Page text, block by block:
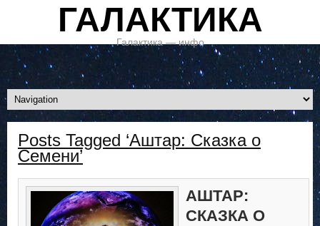
ГАЛАКТИКА
Галактика — инфо
Posts Tagged ‘Аштар: Сказка о
Семени’
АШТАР:
СКАЗКА О